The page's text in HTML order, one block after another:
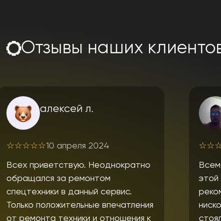
Отзывы наших
Андрей Казанцев
☆ ☆☆☆☆ 17 апреля 2024
Всем доброго времени суток. С
этой компанией связался по
рекомендации знакомых и
нисколько не пожалел. Вопрос
стоял в диагностике и ремонте